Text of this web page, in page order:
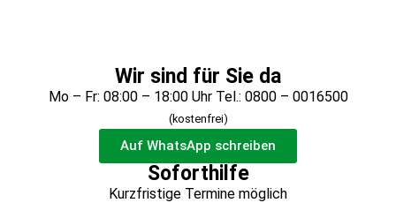
Wir sind für Sie da
Mo – Fr: 08:00 – 18:00 Uhr Tel.: 0800 – 0016500
(kostenfrei)
Auf WhatsApp schreiben
Soforthilfe
Kurzfristige Termine möglich